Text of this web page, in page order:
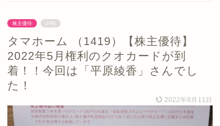
株主優待 [PR]
タマホーム （1419）【株主優待】
2022年5月権利のクオカードが到
着！！今回は「平原綾香」さんでし
た！
2022年8月11日